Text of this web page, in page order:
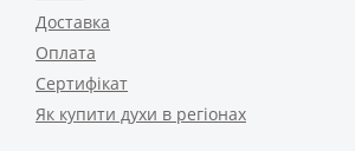
Доставка
Оплата
Сертифікат
Як купити духи в регіонах